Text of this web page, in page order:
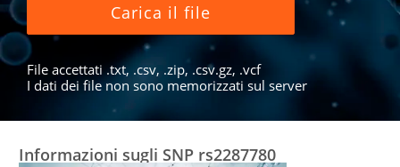
Carica il file
File accettati .txt, .csv, .zip, .csv.gz, .vcf
I dati dei file non sono memorizzati sul server
Informazioni sugli SNP rs2287780